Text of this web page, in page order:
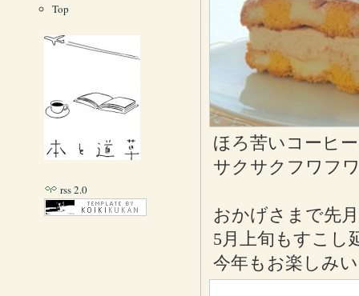
ほろ苦いコーヒ
サクサクフワフ
おかげさまで先
5月上旬もすこし
今年もお楽しみ
Top
rss 2.0